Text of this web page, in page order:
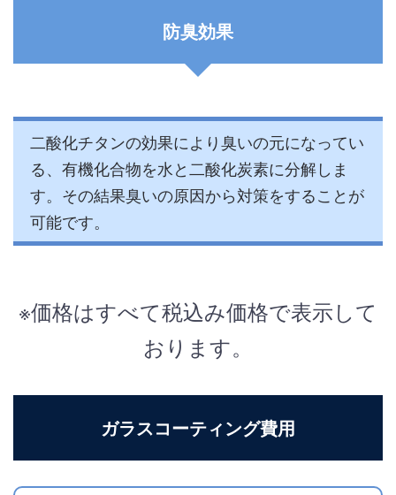
防臭効果
二酸化チタンの効果により臭いの元になってい
る、有機化合物を水と二酸化炭素に分解しま
す。その結果臭いの原因から対策をすることが
可能です。
※価格はすべて税込み価格で表示して
おります。
ガラスコーティング費用